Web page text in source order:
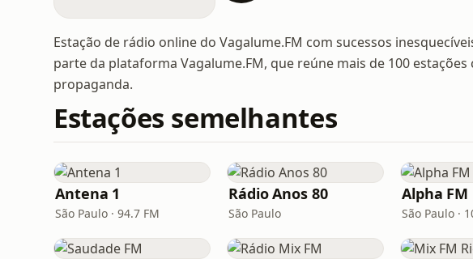
Estação de rádio online do Vagalume.FM com sucessos
parte da plataforma Vagalume.FM, que reúne mais de 100
propaganda.
Estações semelhantes
Antena 1
São Paulo · 94.7 FM
Rádio Anos 80
São Paulo
Alpha FM
São Paulo ·